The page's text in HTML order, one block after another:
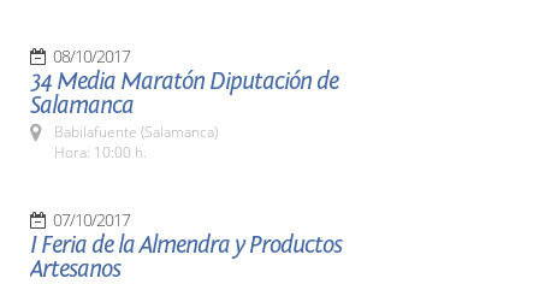
08/10/2017
34 Media Maratón Diputación de
Salamanca
Babilafuente (Salamanca)
Hora: 10:00 h.
07/10/2017
I Feria de la Almendra y Productos
Artesanos